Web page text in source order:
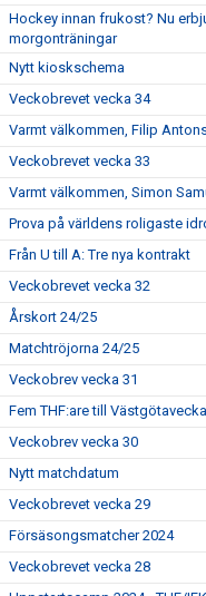
Hockey innan frukost? Nu
morgonträningar
Nytt kioskschema
Veckobrevet vecka 34
Varmt välkommen, Filip
Veckobrevet vecka 33
Varmt välkommen, Simon
Prova på världens roligaste
Från U till A: Tre nya kontrakt
Veckobrevet vecka 32
Årskort 24/25
Matchtröjorna 24/25
Veckobrev vecka 31
Fem THF:are till
Veckobrev vecka 30
Nytt matchdatum
Veckobrevet vecka 29
Försäsongsmatcher 2024
Veckobrevet vecka 28